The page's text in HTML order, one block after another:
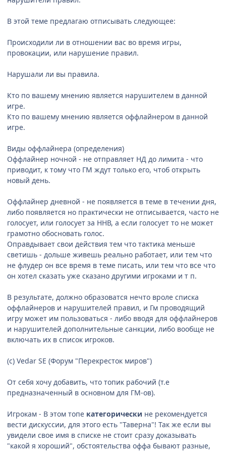
В этой теме предлагаю отписывать следующее:
Происходили ли в отношении вас во время игры,
провокации, или нарушение правил.
Нарушали ли вы правила.
Кто по вашему мнению является нарушителем в данной
игре.
Кто по вашему мнению является оффлайнером в данной
игре.
Виды оффлайнера (определения)
Оффлайнер ночной - не отправляет НД до лимита - что
приводит, к тому что ГМ ждут только его, чтоб открыть
новый день.
Оффлайнер дневной - не появляется в теме в течении дня,
либо появляется но практически не отписывается, часто не
голосует, или голосует за ННВ, а если голосует то не может
грамотно обосновать голос.
Оправдывает свои действия тем что тактика меньше
светишь - дольше живешь реально работает, или тем что
не флудер он все время в теме писать, или тем что все что
он хотел сказать уже сказано другими игроками и т п.
В результате, должно образоватся нечто вроле списка
оффлайнеров и нарушителей правил, и Гм проводящий
игру может им пользоваться - либо вводя для оффлайнеров
и нарушителей дополнительные санкции, либо вообще не
включать их в список игроков.
(с) Vedar SE (Форум "Перекресток миров")
От себя хочу добавить, что топик рабочий (т.е
предназначенный в основном для ГМ-ов).
Игрокам - В этом топе категорически не рекомендуется
вести дискуссии, для этого есть "Таверна"! Так же если вы
увидели свое имя в списке не стоит сразу доказывать
"какой я хороший", обстоятельства оффа бывают разные,